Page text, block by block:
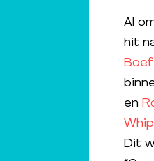
Al
hit
Boef
en
Dit